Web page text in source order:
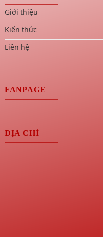
Giới thiệu
Kiến thức
Liên hệ
FANPAGE
ĐỊA CHỈ